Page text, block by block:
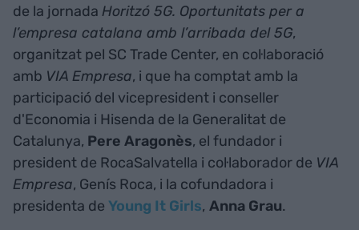
de la jornada Horitzó 5G. Oportunitats per a
l’empresa catalana amb l’arribada del 5G,
organitzat pel SC Trade Center, en col·laboració
amb VIA Empresa, i que ha comptat amb la
participació del vicepresident i conseller
d'Economia i Hisenda de la Generalitat de
Catalunya, Pere Aragonès, el fundador i
president de RocaSalvatella i col·laborador de VIA
Empresa, Genís Roca, i la cofundadora i
presidenta de Young It Girls, Anna Grau.